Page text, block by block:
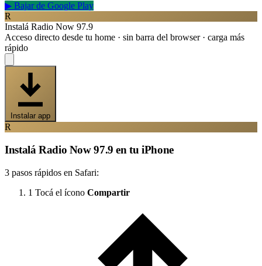
▶ Bajar de Google Play
R
Instalá Radio Now 97.9
Acceso directo desde tu home · sin barra del browser · carga más
rápido
Instalar app
R
Instalá Radio Now 97.9 en tu iPhone
3 pasos rápidos en Safari:
1 Tocá el ícono Compartir